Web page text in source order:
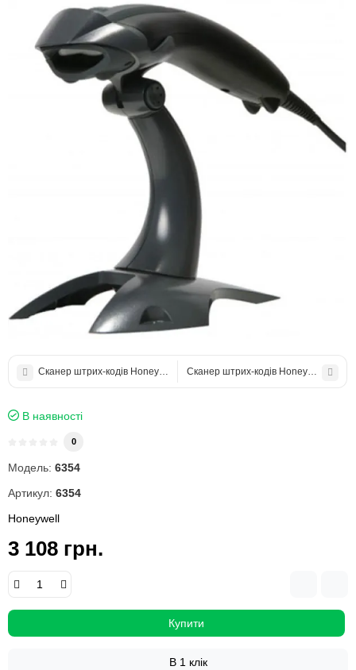
Сканер штрих-кодів Honeywell Xenon 1900Сканер штрих-кодів Honeywell
В наявності
0
Модель: 6354
Артикул: 6354
Honeywell
3 108 грн.
Купити
В 1 клік